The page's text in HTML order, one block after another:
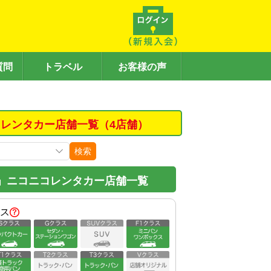
問 トラベル お客様の声
ンタカー店舗一覧（4店舗）
検索
ニコニコレンタカー店舗一覧